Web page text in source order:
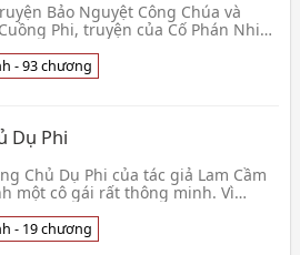
Bảo Nguyệt Công Chúa và
Phi, truyện của Cố Phán Nhi
nàng chưa bao giờ có cảm giác
đến kiếp thứ chín n
- 93 chương
Dụ Phi
Chủ Dụ Phi của tác giả Lam Cầm
một cô gái rất thông minh. Vì
nên nàng tìm cách gặp trực tiếp
ngoại giao... Vừa gặp nàng, ông
- 19 chương